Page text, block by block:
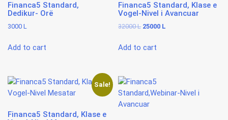
Financa5 Standard,
Dedikur- Orë
3000 L
Add to cart
Financa5 Standard, Klase e
Vogel-Nivel i Avancuar
32000L Original
was:
25000 L
Add to cart
Sale!
Financa5 Standard, Klase e